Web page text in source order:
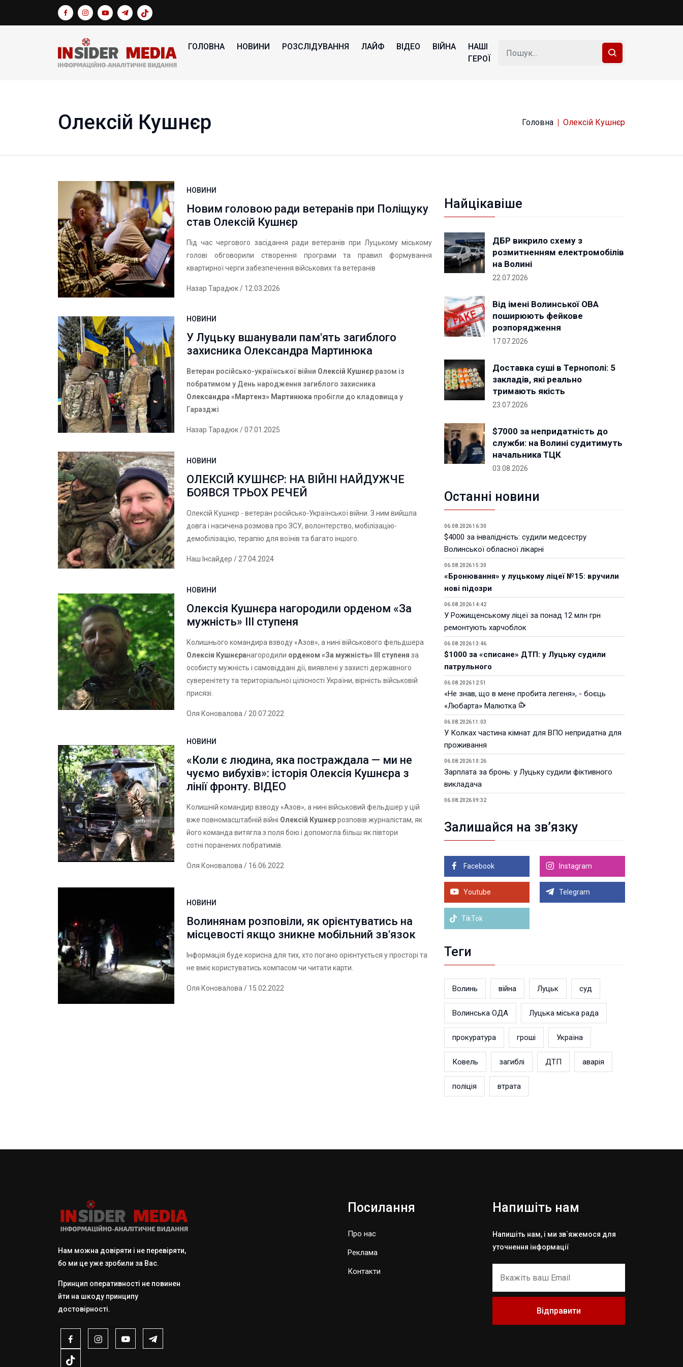
ГОЛОВНА НОВИНИ РОЗСЛІДУВАННЯ ЛАЙФ ВІДЕО ВІЙНА
НАШІ
ГЕРОЇ
Олексій Кушнєр Головна Олексій Кушнєр
НОВИНИ
Новим головою ради ветеранів при Поліщуку
став Олексій Кушнєр
Під час чергового засідання ради ветеранів при Луцькому міському
голові обговорили створення програми та правил формування
квартирної черги забезпечення військових та ветеранів
Назар Тарадюк/ 12.03.2026
НОВИНИ
У Луцьку вшанували пам'ять загиблого
захисника Олександра Мартинюка
Ветеран російсько-української війни Олексій Кушнєр разом із
побратимом у День народження загиблого захисника
Олександра «Мартенз» Мартинюка пробігли до кладовища у
Гаразджі
Назар Тарадюк/ 07.01.2025
НОВИНИ
ОЛЕКСІЙ КУШНЄР: НА ВІЙНІ НАЙДУЖЧЕ
БОЯВСЯ ТРЬОХ РЕЧЕЙ
Олексій Кушнєр - ветеран російсько-Української війни. З ним вийшла
довга і насичена розмова про ЗСУ, волонтерство, мобілізацію-
демобілізацію, терапію для воїнів та багато іншого.
Наш Інсайдер / 27.04.2024
НОВИНИ
Олексія Кушнєра нагородили орденом «За
мужність» ІІІ ступеня
Колишнього командира взводу «Азов», а нині військового фельдшера
Олексія Кушнєранагородили орденом «За мужність» ІІІ ступеняза
особисту мужність і самовіддані дії, виявлені у захисті державного
суверенітету та територіальної цілісності України, вірність військовій
присязі.
Оля Коновалова / 20.07.2022
НОВИНИ
«Коли є людина, яка постраждала — ми не
чуємо вибухів»: історія Олексія Кушнєра з
лінії фронту. ВІДЕО
Колишній командир взводу «Азов», а нині військовий фельдшер у цій
вже повномасштабній війні Олексій Кушнєррозповів журналістам, як
його команда витягла з поля бою і допомогла більш як півтори
сотні поранених побратимів.
Оля Коновалова / 16.06.2022
НОВИНИ
Волинянам розповіли, як орієнтуватись на
місцевості якщо зникне мобільний зв'язок
Інформація буде корисна для тих, хто погано орієнтується у просторі та
не вміє користуватись компасом чи читати карти.
Оля Коновалова / 15.02.2022
Найцікавіше
ДБР викрило схему з
розмитненням електромобілів
на Волині
22.07.2026
Від імені Волинської ОВА
поширюють фейкове
розпорядження
17.07.2026
Доставка суші в Тернополі: 5
закладів, які реально
тримають якість
23.07.2026
$7000 за непридатність до
служби: на Волині судитимуть
начальника ТЦК
03.08.2026
Останні новини
06.08.2026 16:30
$4000 за інвалідність: судили медсестру
Волинської обласної лікарні
06.08.2026 15:30
«Бронювання» у луцькому ліцеї №15: вручили
нові підозри
06.08.2026 14:42
У Рожищенському ліцеї за понад 12 млн грн
ремонтують харчоблок
06.08.2026 13:46
$1000 за «списане» ДТП: у Луцьку судили
патрульного
06.08.2026 12:51
«Не знав, що в мене пробита легеня», - боєць
«Любарта» Малютка
06.08.2026 11:03
У Колках частина кімнат для ВПО непридатна для
проживання
06.08.2026 10:26
Зарплата за бронь: у Луцьку судили фіктивного
викладача
06.08.2026 09:32
05.08.2026 21:18
Порівняння телеоб'єктивів Sigma Sports та Sony G-
05.08.2026 21:00
У Луцьку на 99,9% готовий новий Державний
ветеранський простір. ВІДЕО
Більше новин
Залишайся на зв’язку
Facebook Instagram
Youtube Telegram
TikTok
Теги
Волинь війна Луцьк суд
Волинська ОДА Луцька міська рада
прокуратура гроші Україна
Ковель загиблі ДТП аварія
поліція втрата
Нам можна довіряти і не перевіряти,
бо ми це уже зробили за Вас.
Принцип оперативності не повинен
йти на шкоду принципу
достовірності.
Посилання
Про нас
Реклама
Контакти
Напишіть нам
Напишіть нам, і ми зв`яжемося для
уточнення інформації
Відправити